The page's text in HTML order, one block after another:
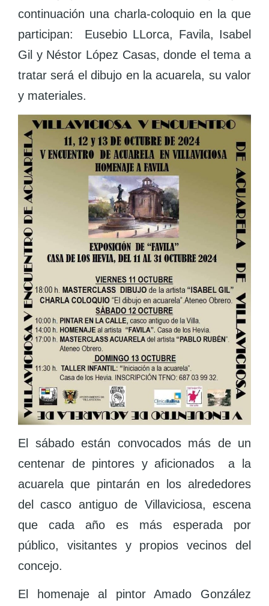
continuación una charla-coloquio en la que
participan: Eusebio LLorca, Favila, Isabel
Gil y Néstor López Casas, donde el tema a
tratar será el dibujo en la acuarela, su valor
y materiales.
El sábado están convocados más de un
centenar de pintores y aficionados a la
acuarela que pintarán en los alrededores
del casco antiguo de Villaviciosa, escena
que cada año es más esperada por
público, visitantes y propios vecinos del
concejo.
El homenaje al pintor Amado González